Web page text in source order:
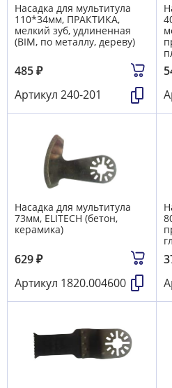
Насадка для мультитула
110*34мм, ПРАКТИКА,
мелкий зуб, удлиненная
(BIM, по металлу, дереву)
485₽
Артикул 240-201
Насадка для мультитула
73мм, ELITECH (бетон,
керамика)
629₽
Артикул 1820.004600